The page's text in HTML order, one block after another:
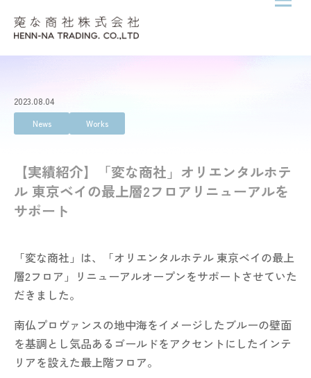
メニ
2023.08.04
News
Works
【実績紹介】「変な商社」オリエンタルホテ
ル 東京ベイの最上層2フロアリニューアルを
サポート
「変な商社」は、「オリエンタルホテル 東京ベイの最上
層2フロア」リニューアルオープンをサポートさせていた
だきました。
南仏プロヴァンスの地中海をイメージしたブルーの壁面
を基調とし気品あるゴールドをアクセントにしたインテ
リアを設えた最上階フロア。